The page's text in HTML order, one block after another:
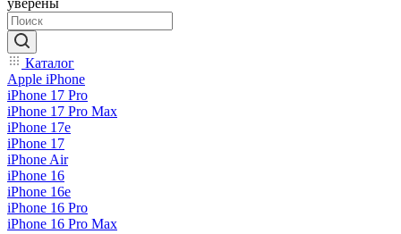
уверены
Каталог
Apple iPhone
iPhone 17 Pro
iPhone 17 Pro Max
iPhone 17e
iPhone 17
iPhone Air
iPhone 16
iPhone 16e
iPhone 16 Pro
iPhone 16 Pro Max